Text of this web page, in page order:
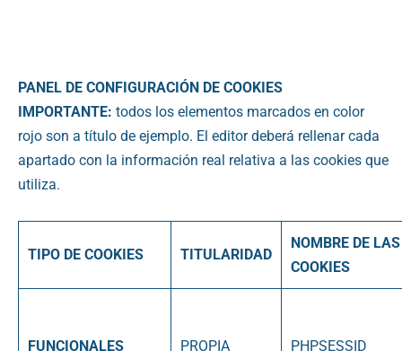
PANEL DE CONFIGURACIÓN DE COOKIES
IMPORTANTE: todos los elementos marcados en color
rojo son a título de ejemplo. El editor deberá rellenar cada
apartado con la información real relativa a las cookies que
utiliza.
TIPO DE COOKIES TITULARIDAD
NOMBRE DE LAS
COOKIES
FUNCIONALES PROPIA PHPSESSID